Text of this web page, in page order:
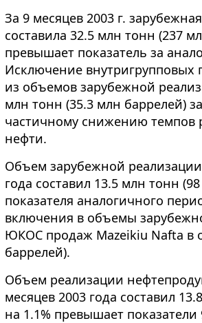
За 9 месяцев 2003 г.
составила 32.5 млн тонн (237
превышает показатель за
Исключение внутригрупповых
из объемов зарубежной
млн тонн (35.3 млн баррелей)
частичному снижению темпов
нефти.
Объем зарубежной
года составил 13.5 млн тонн
показателя аналогичного
включения в объемы
ЮКОС продаж Mazeikiu Nafta в
баррелей).
Объем реализации
месяцев 2003 года составил
на 1.1% превышает показатели